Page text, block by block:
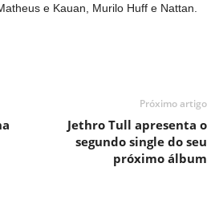
e Kauan, Murilo Huff e Nattan.
Próximo artigo
Jethro Tull apresenta o
segundo single do seu
próximo álbum